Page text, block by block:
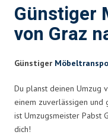
Günstiger
von Graz
Günstiger
Du planst deinen Umzug
einem zuverlässigen und
ist Umzugsmeister Pabst
dich!